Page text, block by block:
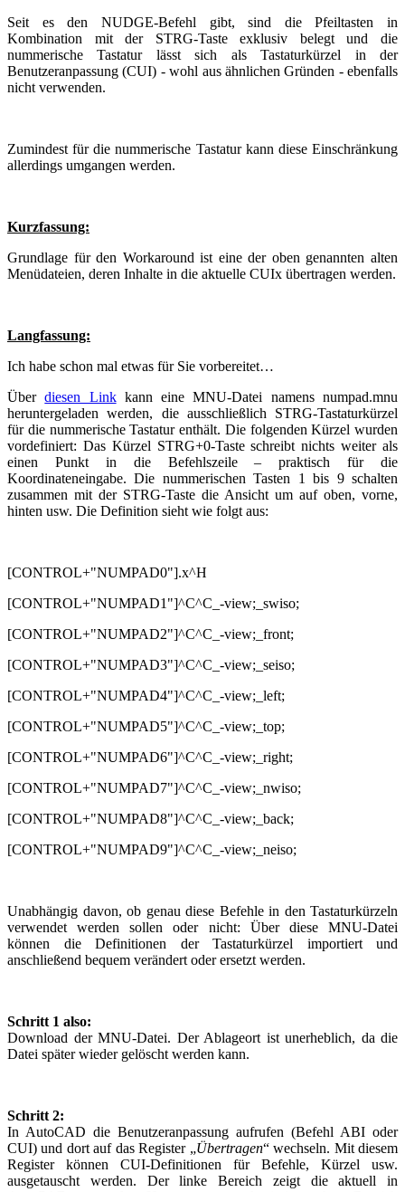
Seit es den NUDGE-Befehl gibt, sind die Pfeiltasten in
Kombination mit der STRG-Taste exklusiv belegt und die
nummerische Tastatur lässt sich als Tastaturkürzel in der
Benutzeranpassung (CUI) - wohl aus ähnlichen Gründen - ebenfalls
nicht verwenden.
Zumindest für die nummerische Tastatur kann diese Einschränkung
allerdings umgangen werden.
Kurzfassung:
Grundlage für den Workaround ist eine der oben genannten alten
Menüdateien, deren Inhalte in die aktuelle CUIx übertragen werden.
Langfassung:
Ich habe schon mal etwas für Sie vorbereitet…
Überdiesen Linkkann eine MNU-Datei namens numpad.mnu
heruntergeladen werden, die ausschließlich STRG-Tastaturkürzel
für die nummerische Tastatur enthält. Die folgenden Kürzel wurden
vordefiniert: Das Kürzel STRG+0-Taste schreibt nichts weiter als
einen Punkt in die Befehlszeile – praktisch für die
Koordinateneingabe. Die nummerischen Tasten 1 bis 9 schalten
zusammen mit der STRG-Taste die Ansicht um auf oben, vorne,
hinten usw. Die Definition sieht wie folgt aus:
[CONTROL+"NUMPAD0"].x^H
[CONTROL+"NUMPAD1"]^C^C_-view;_swiso;
[CONTROL+"NUMPAD2"]^C^C_-view;_front;
[CONTROL+"NUMPAD3"]^C^C_-view;_seiso;
[CONTROL+"NUMPAD4"]^C^C_-view;_left;
[CONTROL+"NUMPAD5"]^C^C_-view;_top;
[CONTROL+"NUMPAD6"]^C^C_-view;_right;
[CONTROL+"NUMPAD7"]^C^C_-view;_nwiso;
[CONTROL+"NUMPAD8"]^C^C_-view;_back;
[CONTROL+"NUMPAD9"]^C^C_-view;_neiso;
Unabhängig davon, ob genau diese Befehle in den Tastaturkürzeln
verwendet werden sollen oder nicht: Über diese MNU-Datei
können die Definitionen der Tastaturkürzel importiert und
anschließend bequem verändert oder ersetzt werden.
Schritt 1 also:
Download der MNU-Datei. Der Ablageort ist unerheblich, da die
Datei später wieder gelöscht werden kann.
Schritt 2:
In AutoCAD die Benutzeranpassung aufrufen (Befehl ABI oder
CUI) und dort auf das Register „Übertragen“ wechseln. Mit diesem
Register können CUI-Definitionen für Befehle, Kürzel usw.
ausgetauscht werden. Der linke Bereich zeigt die aktuell in